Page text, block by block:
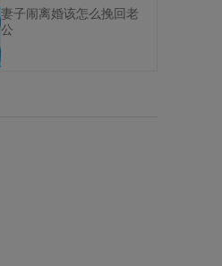
妻子闹离婚该怎么挽回老
公